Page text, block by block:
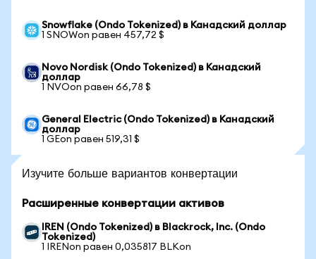
Snowflake (Ondo Tokenized) в Канадский доллар
1 SNOWon равен 457,72 $
Novo Nordisk (Ondo Tokenized) в Канадский
доллар
1 NVOon равен 66,78 $
General Electric (Ondo Tokenized) в Канадский
доллар
1 GEon равен 519,31 $
Изучите больше вариантов конвертации
Расширенные конвертации активов
IREN (Ondo Tokenized) в Blackrock, Inc. (Ondo
Tokenized)
1 IRENon равен 0,035817 BLKon